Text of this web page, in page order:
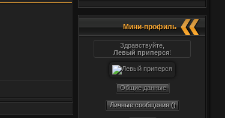
Мини-профиль
Здравствуйте,
Левый приперся!
Общие данные
Личные сообщения ()